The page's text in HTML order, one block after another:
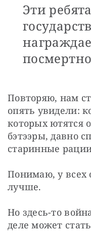
Эти
Повторяю, нам
опять увидели:
которых ютятся
бэтээры, давно
старинные
Понимаю, у всех
лучше.
Но здесь-то
деле может